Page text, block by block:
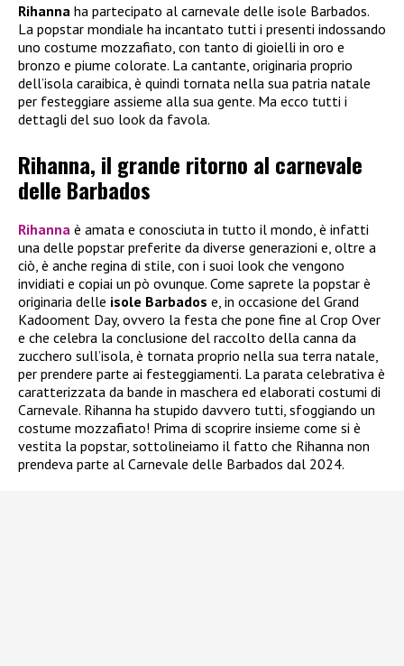
Rihanna ha partecipato al carnevale delle isole Barbados.
La popstar mondiale ha incantato tutti i presenti indossando
uno costume mozzafiato, con tanto di gioielli in oro e
bronzo e piume colorate. La cantante, originaria proprio
dell’isola caraibica, è quindi tornata nella sua patria natale
per festeggiare assieme alla sua gente. Ma ecco tutti i
dettagli del suo look da favola.
Rihanna, il grande ritorno al carnevale
delle Barbados
Rihanna è amata e conosciuta in tutto il mondo, è infatti
una delle popstar preferite da diverse generazioni e, oltre a
ciò, è anche regina di stile, con i suoi look che vengono
invidiati e copiai un pò ovunque. Come saprete la popstar è
originaria delle isole Barbados e, in occasione del Grand
Kadooment Day, ovvero la festa che pone fine al Crop Over
e che celebra la conclusione del raccolto della canna da
zucchero sull’isola, è tornata proprio nella sua terra natale,
per prendere parte ai festeggiamenti. La parata celebrativa è
caratterizzata da bande in maschera ed elaborati costumi di
Carnevale. Rihanna ha stupido davvero tutti, sfoggiando un
costume mozzafiato! Prima di scoprire insieme come si è
vestita la popstar, sottolineiamo il fatto che Rihanna non
prendeva parte al Carnevale delle Barbados dal 2024.